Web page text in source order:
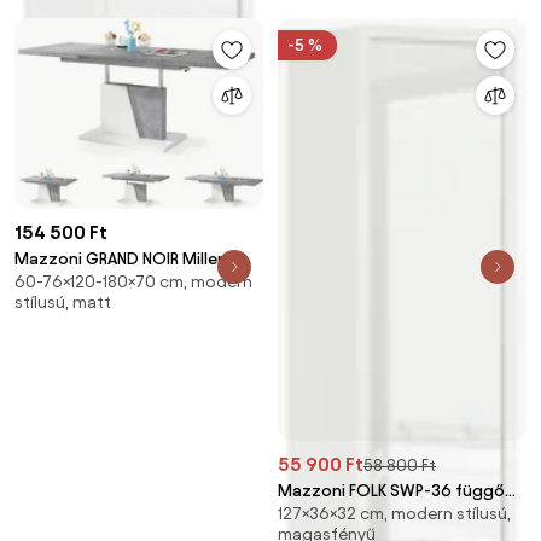
154 500 Ft
Mazzoni GRAND NOIR Millenium
Beton/Fehér Matt - MODERN
DOHÁNYZÓASZTAL
60-76×120-180×70 cm, modern
stílusú, matt
-5 %
55 900 Ft58 800 Ft
Mazzoni FOLK SWP-36 függő
szekrény polccal Fehér
127×36×32 cm, modern stílusú,
magasfényű